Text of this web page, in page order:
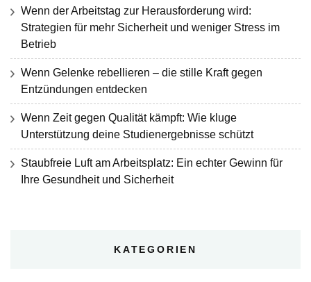
Wenn der Arbeitstag zur Herausforderung wird:
Strategien für mehr Sicherheit und weniger Stress im
Betrieb
Wenn Gelenke rebellieren – die stille Kraft gegen
Entzündungen entdecken
Wenn Zeit gegen Qualität kämpft: Wie kluge
Unterstützung deine Studienergebnisse schützt
Staubfreie Luft am Arbeitsplatz: Ein echter Gewinn für
Ihre Gesundheit und Sicherheit
KATEGORIEN